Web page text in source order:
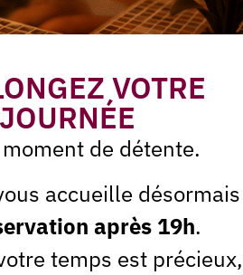
moment
vous à notre
des Sables utilise mon e-mail à des
m'abonne *
VOTRE
JOURNÉE
de détente.
accueille désormais
après 19h.
temps est précieux,